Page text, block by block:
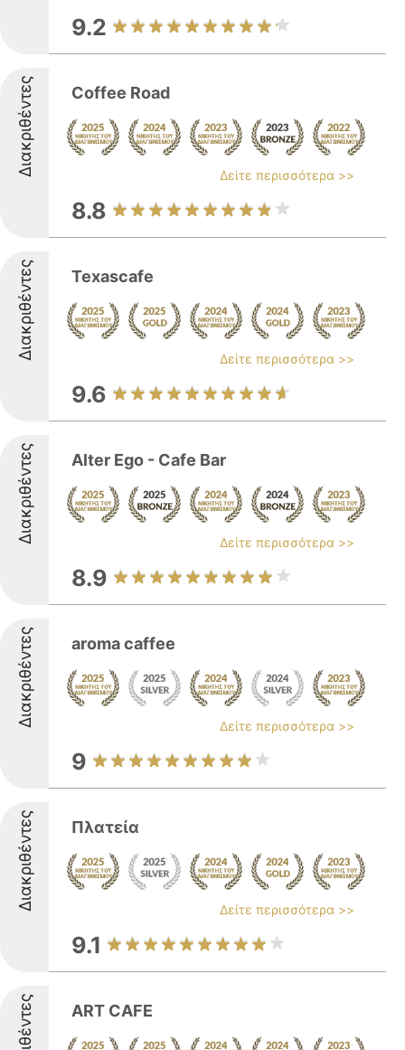
9.2
Διακριθέντες Coffee Road
Δείτε περισσότερα >>
8.8
Διακριθέντες Texascafe
Δείτε περισσότερα >>
9.6
Διακριθέντες Alter Ego - Cafe Bar
Δείτε περισσότερα >>
8.9
Διακριθέντες aroma caffee
Δείτε περισσότερα >>
9
Διακριθέντες Πλατεία
Δείτε περισσότερα >>
9.1
ART CAFE